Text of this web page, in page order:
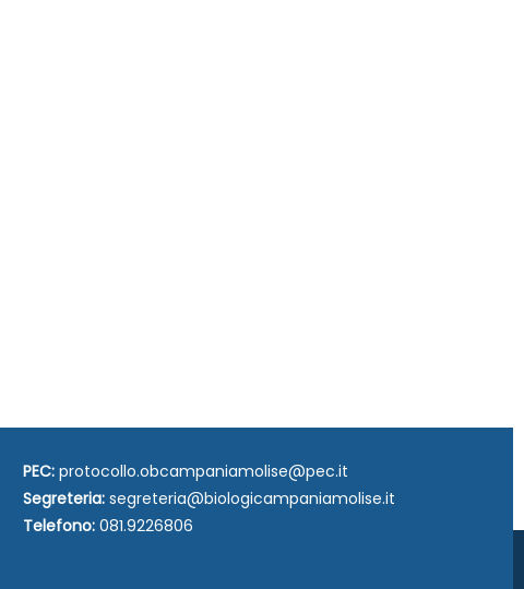
PEC: protocollo.obcampaniamolise@pec.it
Segreteria: segreteria@biologicampaniamolise.it
Telefono: 081.9226806